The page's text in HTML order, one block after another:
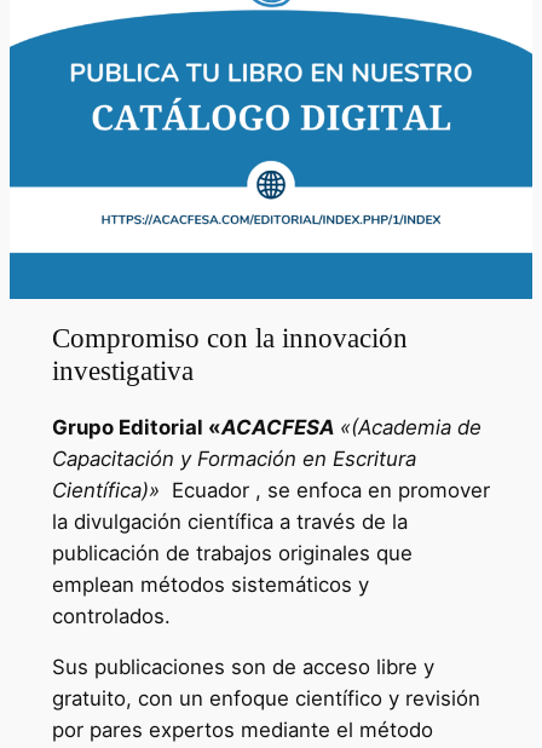
Compromiso con la innovación
investigativa
Grupo Editorial «ACACFESA «(Academia de
Capacitación y Formación en Escritura
Científica)» Ecuador , se enfoca en promover
la divulgación científica a través de la
publicación de trabajos originales que
emplean métodos sistemáticos y
controlados.
Sus publicaciones son de acceso libre y
gratuito, con un enfoque científico y revisión
por pares expertos mediante el método